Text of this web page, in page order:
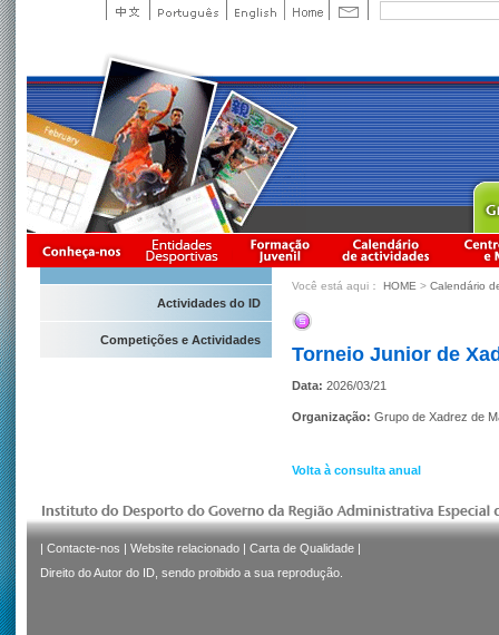
Actividades do ID
Competições e Actividades
Você está aqui： HOME > Calendário
Torneio Junior de
Data: 2026/03/21
Organização: Grupo de Xadrez de
Volta à consulta anual
| Contacte-nos | Website relacionado | Carta de Qualidade |
Direito do Autor do ID, sendo proibido a sua reprodução.